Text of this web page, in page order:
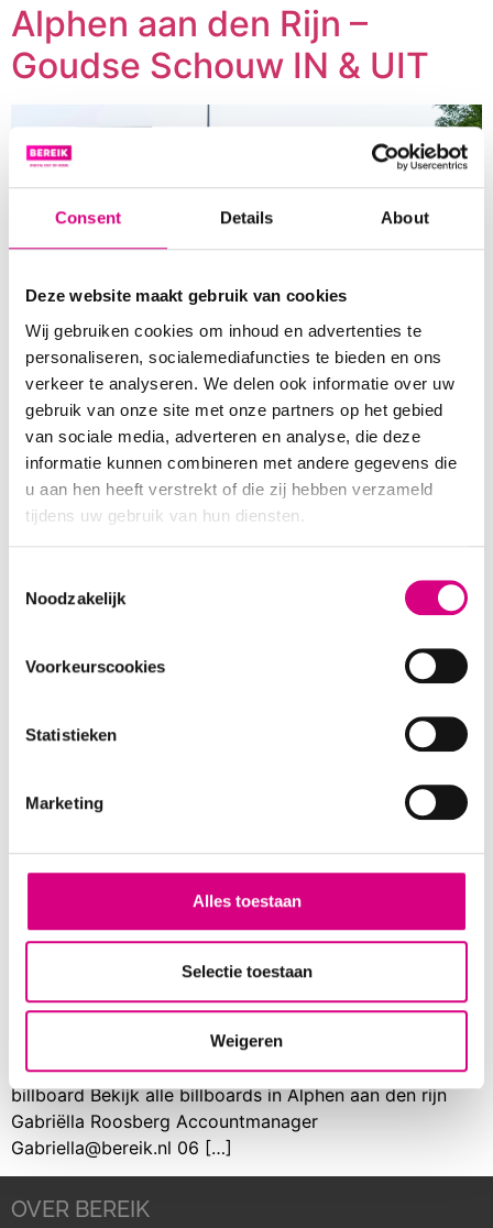
Consent Details About
Deze website maakt gebruik van cookies
Wij gebruiken cookies om inhoud en advertenties te
personaliseren, socialemediafuncties te bieden en ons
verkeer te analyseren. We delen ook informatie over uw
gebruik van onze site met onze partners op het gebied
van sociale media, adverteren en analyse, die deze
informatie kunnen combineren met andere gegevens die
u aan hen heeft verstrekt of die zij hebben verzameld
tijdens uw gebruik van hun diensten.
Selection
Noodzakelijk
Voorkeurscookies
Statistieken
Marketing
Alles toestaan
Selectie toestaan
Weigeren
Alphen aan den Rijn –
Goudse Schouw IN & UIT
Alphen aan den rijn Goudse schouw in & UIT Alphen a/d
Rijn – Goudse Schouw IN Alphen a/d Rijn – Goudse
Schouw UIT Snel, eenvoudig en efficiënt een groot
publiek bereiken Totaal aantal impressies per week:
124.356 (IN 56.553, UIT 67.803) 7 m² portrait billboard
Bekijk alle billboards in Alphen aan den Rijn Gabriëlla
Alphen aan den Rijn –
Eisenhowerlaan IN & UIT
Alphen aan den Rijn Eisenhowerlaan IN & UIT Alphen a/d
Eisenhouwerlaan UIT Snel, eenvoudig en efficiënt een
groot publiek bereiken Totaal aantal impressies per
week: 544.215 (IN 308.745, UIT 235.469) 7 m² portrait
billboard Bekijk alle billboards in Alphen aan den rijn
Gabriëlla Roosberg Accountmanager
Gabriella@bereik.nl 06 […]
OVER BEREIK